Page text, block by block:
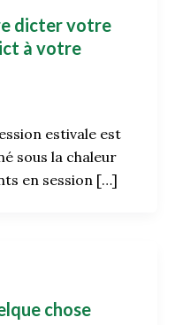
dicter votre
à votre
estivale est
sous la chaleur
en session […]
chose